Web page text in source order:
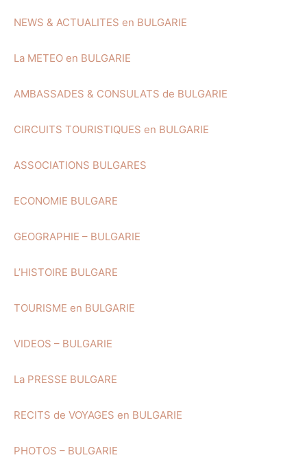
NEWS & ACTUALITES en BULGARIE
La METEO en BULGARIE
AMBASSADES & CONSULATS de BULGARIE
CIRCUITS TOURISTIQUES en BULGARIE
ASSOCIATIONS BULGARES
ECONOMIE BULGARE
GEOGRAPHIE – BULGARIE
L’HISTOIRE BULGARE
TOURISME en BULGARIE
VIDEOS – BULGARIE
La PRESSE BULGARE
RECITS de VOYAGES en BULGARIE
PHOTOS – BULGARIE